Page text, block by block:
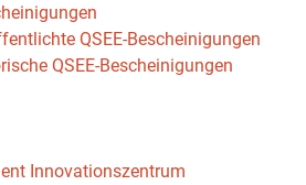
QSEE-Bescheinigungen
QSEE-Bescheinigungen
Innovationszentrum